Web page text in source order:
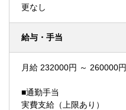
更なし
給与・手当
月給 232000円 ～ 260000円
■通勤手当
実費支給（上限あり）